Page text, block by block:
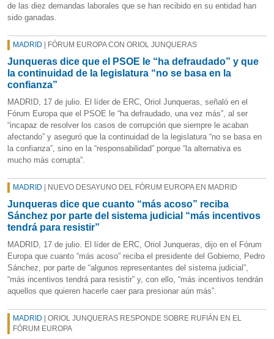
de las diez demandas laborales que se han recibido en su entidad han
sido ganadas.
MADRID | FÓRUM EUROPA CON ORIOL JUNQUERAS
Junqueras dice que el PSOE le “ha defraudado” y que
la continuidad de la legislatura “no se basa en la
confianza”
MADRID, 17 de julio. El líder de ERC, Oriol Junqueras, señaló en el
Fórum Europa que el PSOE le “ha defraudado, una vez más”, al ser
“incapaz de resolver los casos de corrupción que siempre le acaban
afectando” y aseguró que la continuidad de la legislatura “no se basa en
la confianza”, sino en la “responsabilidad” porque “la alternativa es
mucho más corrupta”.
MADRID | NUEVO DESAYUNO DEL FÓRUM EUROPA EN MADRID
Junqueras dice que cuanto “más acoso” reciba
Sánchez por parte del sistema judicial “más incentivos
tendrá para resistir”
MADRID, 17 de julio. El líder de ERC, Oriol Junqueras, dijo en el Fórum
Europa que cuanto “más acoso” reciba el presidente del Gobierno, Pedro
Sánchez, por parte de “algunos representantes del sistema judicial”,
“más incentivos tendrá para resistir” y, con ello, “más incentivos tendrán
aquellos que quieren hacerle caer para presionar aún más”.
MADRID | ORIOL JUNQUERAS RESPONDE SOBRE RUFIÁN EN EL
FÓRUM EUROPA